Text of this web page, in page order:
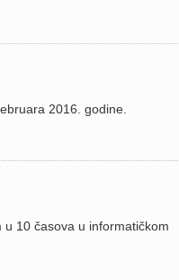
2016. godine.
10 časova u informatičkom